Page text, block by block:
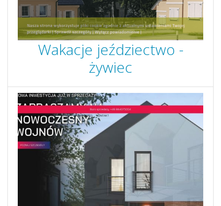
Wakacje jeździectwo -
żywiec